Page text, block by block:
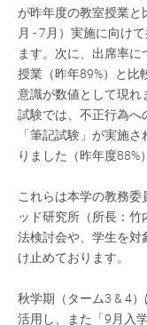
が昨年度の教室授業と
月 - 7月）実施に向け
ます。次に、出席率
授業（昨年89%）と比
意識が数値として現
試験では、不正行為へ
「筆記試験」が実施
りました（昨年度88%
これらは本学の教務
ッド研究所（所長：
法検討会や、学生を対
け止めております。
秋学期（ターム3 & 4
活用し、また「9月入